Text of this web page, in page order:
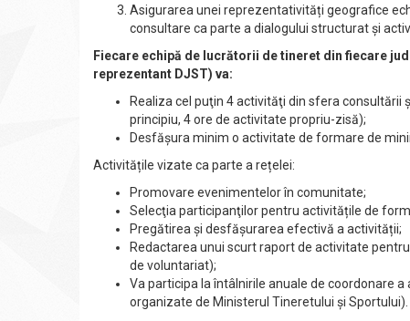
Asigurarea unei reprezentativități geografice
consultare ca parte a dialogului structurat și
Fiecare echipă de lucrătorii de tineret din fiecare
reprezentant DJST) va:
Realiza cel puţin 4 activităţi din sfera
principiu, 4 ore de activitate propriu-zisă);
Desfășura minim o activitate de formare de
Activitățile vizate ca parte a rețelei:
Promovare evenimentelor în comunitate;
Selecţia participanţilor pentru activitățile de
Pregătirea și desfășurarea efectivă a activității;
Redactarea unui scurt raport de activitate
de voluntariat);
Va participa la întâlnirile anuale de coordonare
organizate de Ministerul Tineretului și Sportului).